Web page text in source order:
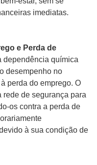
imediatas.
e Perda de
dependência química
desempenho no
perda do emprego. O
de segurança para
os contra a perda de
à sua condição de